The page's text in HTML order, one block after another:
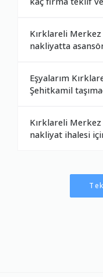
Kırklareli
nakliyatta
Eşyalarım
Şehitkamil
Kırklareli
nakliyat ihalesi